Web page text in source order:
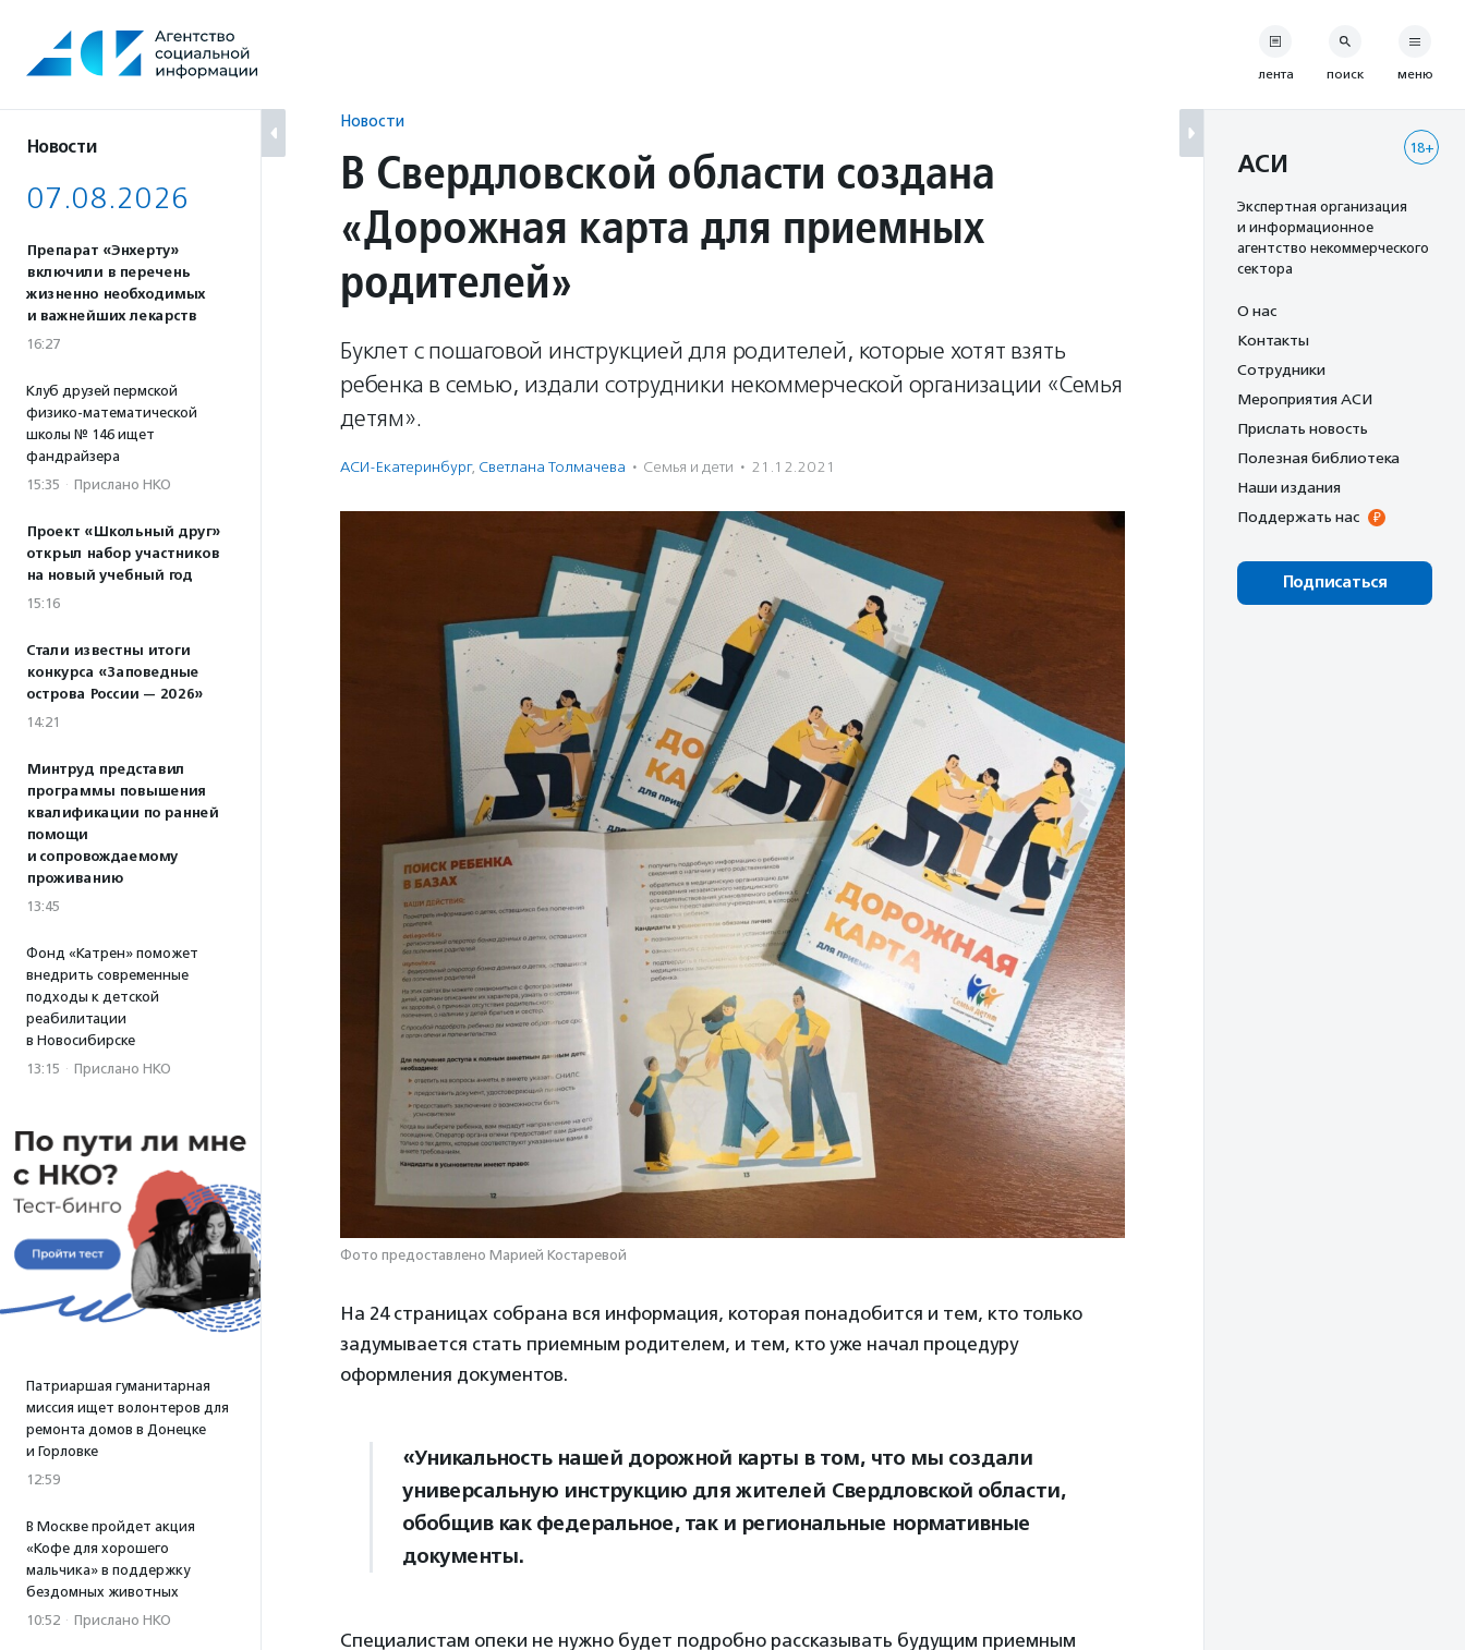
содержанию
Новости
07.08.2026
Препарат «Энхерту»
включили в перечень
жизненно необходимых
и важнейших лекарств
16:27
Клуб друзей пермской
физико-математической
школы № 146 ищет
фандрайзера
15:35 · Прислано НКО
Проект «Школьный друг»
открыл набор участников
на новый учебный год
15:16
Стали известны итоги
конкурса «Заповедные
острова России — 2026»
14:21
Минтруд представил
программы повышения
квалификации по ранней
помощи
и сопровождаемому
проживанию
13:45
Фонд «Катрен» поможет
внедрить современные
подходы к детской
реабилитации
в Новосибирске
13:15 · Прислано НКО
Патриаршая гуманитарная
миссия ищет волонтеров для
ремонта домов в Донецке
и Горловке
12:59
В Москве пройдет акция
«Кофе для хорошего
мальчика» в поддержку
бездомных животных
10:52 · Прислано НКО
Новости
В Свердловской области создана
«Дорожная карта для приемных
родителей»
Буклет с пошаговой инструкцией для родителей, которые хотят взять
ребенка в семью, издали сотрудники некоммерческой организации «Семья
детям».
АСИ-Екатеринбург, Светлана Толмачева · Семья и дети · 21.12.2021
Фото предоставлено Марией Костаревой
На 24 страницах собрана вся информация, которая понадобится и тем, кто только
задумывается стать приемным родителем, и тем, кто уже начал процедуру
оформления документов.
«Уникальность нашей дорожной карты в том, что мы создали
универсальную инструкцию для жителей Свердловской области,
обобщив как федеральное, так и региональные нормативные
документы.
Специалистам опеки не нужно будет подробно рассказывать будущим приемным
лента поиск меню
18+
АСИ
Экспертная организация
и информационное
агентство некоммерческого
сектора
О нас
Контакты
Сотрудники
Мероприятия АСИ
Прислать новость
Полезная библиотека
Наши издания
Поддержать нас
Подписаться